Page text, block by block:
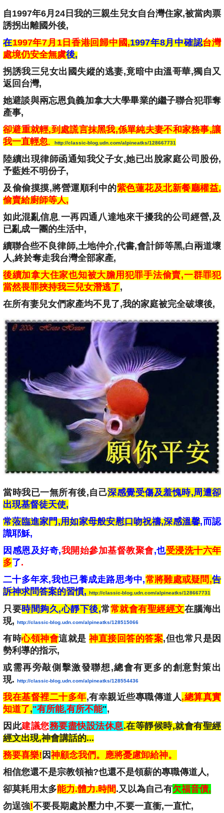
自1997年6月24日我的三親生兒女自台灣住家,被當肉票
誘拐出離國外後,
在1997年7月1日香港回歸中國,1997年8月中確認台灣
處境仍安全無虞後,
拐誘我三兒女出國失縱的逃妻,竟暗中由溫哥華,獨自又
返回台灣,
她避談與兩忘恩負義加拿大大學畢業的繼子聯合犯罪奪
產事,
卻避重就輕,到處謊言抹黑我,係單純夫妻不和家務事,讓
我一直輕忽。 http://classic-blog.udn.com/alpineatks/128667731
陸續出現律師函通知我父子女,她已出脫家庭公司股份,
予藍姓不明份子,
及偷偷摸摸,將營運順利中的紫色蓮花及北新餐廳權益,
偷賣給廚師等人,
如此混亂信息,一再 四通八達地來干擾我的公司經營,及
已亂成一團的生活中,
續聯合些不良律師,土地仲介,代書,會計師等黑,白兩道壞
人,終於奪走我台灣全部家產,
後續加拿大住家也知被大膽用犯罪手法偷賣,一群罪犯
當然畏罪挾持我三兒女潛逃了,
在所有妻兒女們家產均不見了,我的家庭被完全破壞後,
當時我已一無所有後,自己深感覺受傷及羞愧時,周遭卻
出現基督徒天使,
常蒞臨進家門,用如家母般安慰口吻祝禱,深感溫馨,而認
識耶穌,
因感恩及好奇,我開始參加基督教聚會,也受浸洗十六年
多了.
二十多年來,我也已養成走路思考中,常將難處或疑問,告
訴神求問答案的習慣,http://classic-blog.udn.com/alpineatks/128667731
只要時間夠久,心靜下後,常常就會有聖經經文在腦海出
現,
http://classic-blog.udn.com/alpineatks/128515066
有時心領神會這就是 神直接回答的答案,但也常只是因
勢利導的指示,
或需再旁敲側擊激發聯想,總會有更多 的創意對策出
現.
http://classic-blog.udn.com/alpineatks/128554436
我在基督裡二十多年,有幸親近些專職傳道人,總算真實
知道了,"有所能,有所不能",
因此建議您務要盡快設法休息.在等靜候時,就會有聖經
經文出現,神會講話的...
務要喜樂! 因神顧念我們。應將憂慮卸給神。
相信您還不是宗教領袖?也還不是領薪的專職傳道人,
卻莫耗用太多能力.體力.時間.又以為自己有欠福音債,
勿逞強!不要長期處於壓力中,不要一直衝,一直忙,